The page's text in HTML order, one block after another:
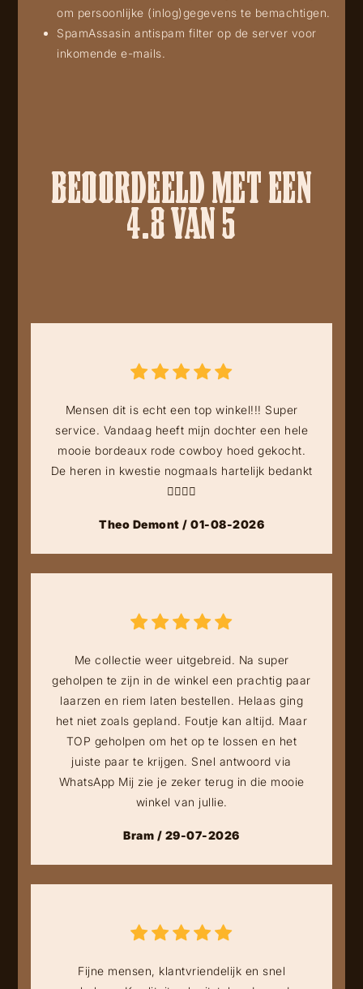
om persoonlijke (inlog)gegevens te bemachtigen.
SpamAssasin antispam filter op de server voor
inkomende e-mails.
BEOORDEELD MET EEN
4.8 VAN 5
Mensen dit is echt een top winkel!!! Super
service. Vandaag heeft mijn dochter een hele
mooie bordeaux rode cowboy hoed gekocht.
De heren in kwestie nogmaals hartelijk bedankt
👍🏻👍🏻
Theo Demont / 01-08-2026
Me collectie weer uitgebreid. Na super
geholpen te zijn in de winkel een prachtig paar
laarzen en riem laten bestellen. Helaas ging
het niet zoals gepland. Foutje kan altijd. Maar
TOP geholpen om het op te lossen en het
juiste paar te krijgen. Snel antwoord via
WhatsApp Mij zie je zeker terug in die mooie
winkel van jullie.
Bram / 29-07-2026
Fijne mensen, klantvriendelijk en snel